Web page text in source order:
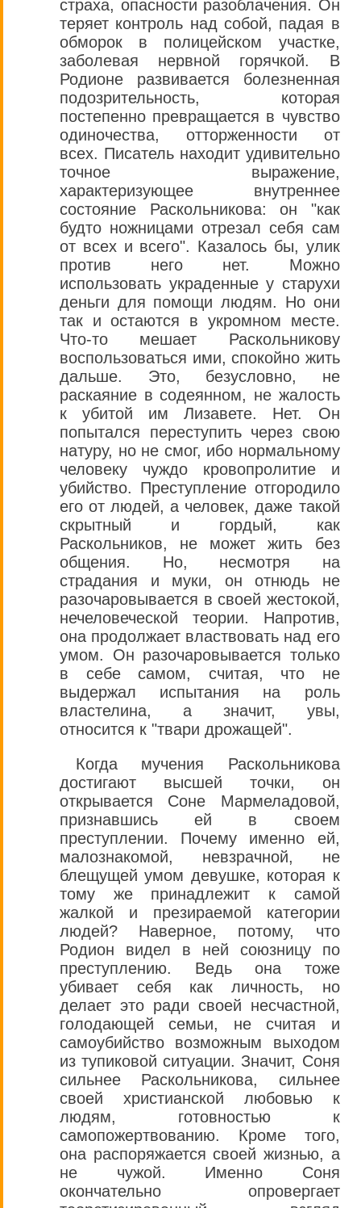
страха, опасности разоблачения. Он
теряет контроль над собой, падая в
обморок в полицейском участке,
заболевая нервной горячкой. В
Родионе развивается болезненная
подозрительность, которая
постепенно превращается в чувство
одиночества, отторженности от
всех. Писатель находит удивительно
точное выражение,
характеризующее внутреннее
состояние Раскольникова: он "как
будто ножницами отрезал себя сам
от всех и всего". Казалось бы, улик
против него нет. Можно
использовать украденные у старухи
деньги для помощи людям. Но они
так и остаются в укромном месте.
Что-то мешает Раскольникову
воспользоваться ими, спокойно жить
дальше. Это, безусловно, не
раскаяние в содеянном, не жалость
к убитой им Лизавете. Нет. Он
попытался переступить через свою
натуру, но не смог, ибо нормальному
человеку чуждо кровопролитие и
убийство. Преступление отгородило
его от людей, а человек, даже такой
скрытный и гордый, как
Раскольников, не может жить без
общения. Но, несмотря на
страдания и муки, он отнюдь не
разочаровывается в своей жестокой,
нечеловеческой теории. Напротив,
она продолжает властвовать над его
умом. Он разочаровывается только
в себе самом, считая, что не
выдержал испытания на роль
властелина, а значит, увы,
относится к "твари дрожащей".
Когда мучения Раскольникова
достигают высшей точки, он
открывается Соне Мармеладовой,
признавшись ей в своем
преступлении. Почему именно ей,
малознакомой, невзрачной, не
блещущей умом девушке, которая к
тому же принадлежит к самой
жалкой и презираемой категории
людей? Наверное, потому, что
Родион видел в ней союзницу по
преступлению. Ведь она тоже
убивает себя как личность, но
делает это ради своей несчастной,
голодающей семьи, не считая и
самоубийство возможным выходом
из тупиковой ситуации. Значит, Соня
сильнее Раскольникова, сильнее
своей христианской любовью к
людям, готовностью к
самопожертвованию. Кроме того,
она распоряжается своей жизнью, а
не чужой. Именно Соня
окончательно опровергает